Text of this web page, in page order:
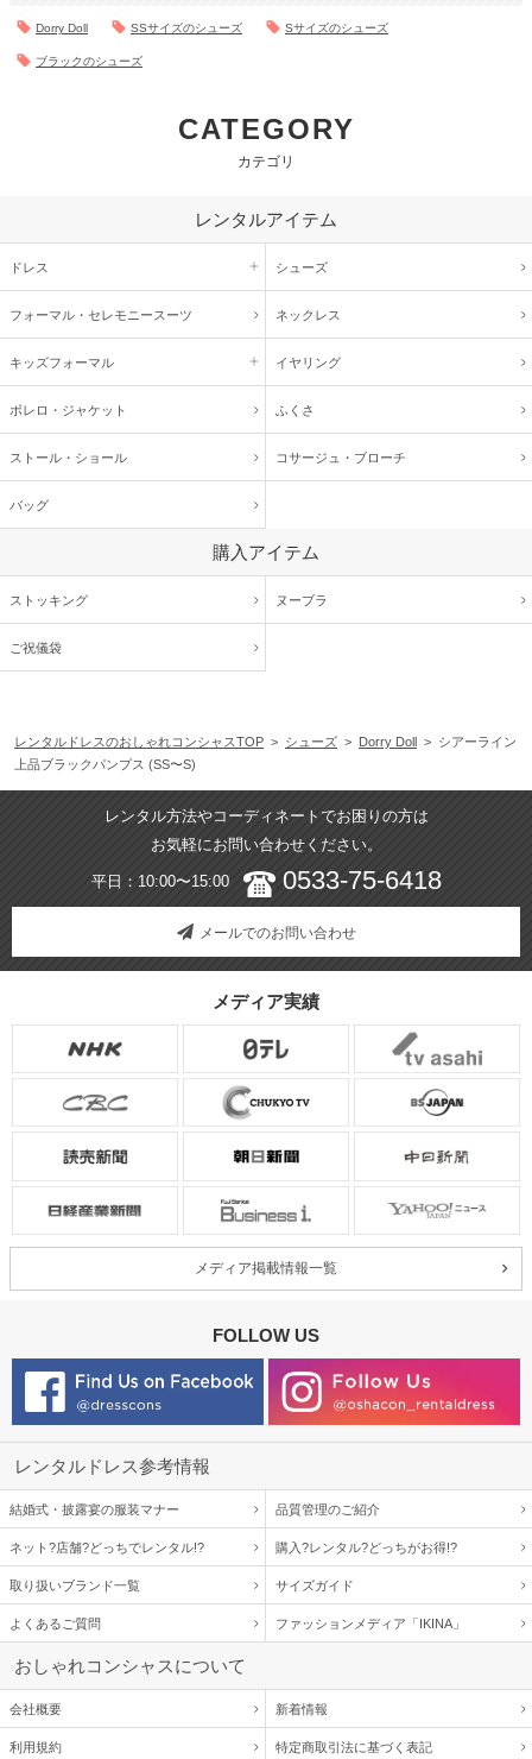
Dorry Doll SSサイズのシューズ Sサイズのシューズ
ブラックのシューズ
CATEGORY
カテゴリ
レンタルアイテム
ドレス シューズ
フォーマル・ セレモニースーツ ネックレス
キッズフォーマル イヤリング
ボレロ・ジャケット ふくさ
ストール・ショール コサージュ・ ブローチ
バッグ
購入アイテム
ストッキング ヌーブラ
ご祝儀袋
レンタルドレスのおしゃれコンシャスTOP > シューズ > Dorry Doll > シアーライン
上品ブラックパンプス (SS〜S)
レンタル方法やコーディネートでお困りの方は
お気軽にお問い合わせください。
平日：10:00〜15:00 0533-75-6418
メールでのお問い合わせ
メディア実績
メディア掲載情報一覧
FOLLOW US
レンタルドレス参考情報
結婚式・披露宴の服装マナー 品質管理のご紹介
ネット?店舗?どっちでレンタル!? 購入?レンタル?どっちがお得!?
取り扱いブランド一覧 サイズガイド
よくあるご質問 ファッションメディア「IKINA」
おしゃれコンシャスについて
会社概要 新着情報
利用規約 特定商取引法に基づく表記